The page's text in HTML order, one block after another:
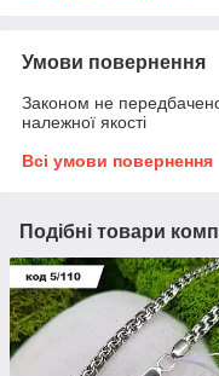
Умови повернення
Законом не
належної якості
Всі умови повернення
Подібні товари